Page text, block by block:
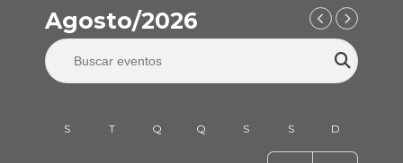
Agosto/2026